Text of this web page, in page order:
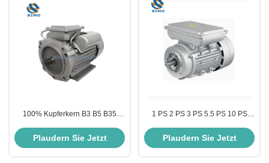
100% Kupferkern B3 B5 B35
Eisen-Schal-Motor
Induktionsmotor
Plaudern Sie Jetzt
1 PS 2 PS 3 PS 5.5 PS 10 PS
Klimaanlagen
Plaudern Sie Jetzt